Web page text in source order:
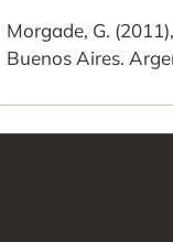
Morgade, G.
Buenos Aires.